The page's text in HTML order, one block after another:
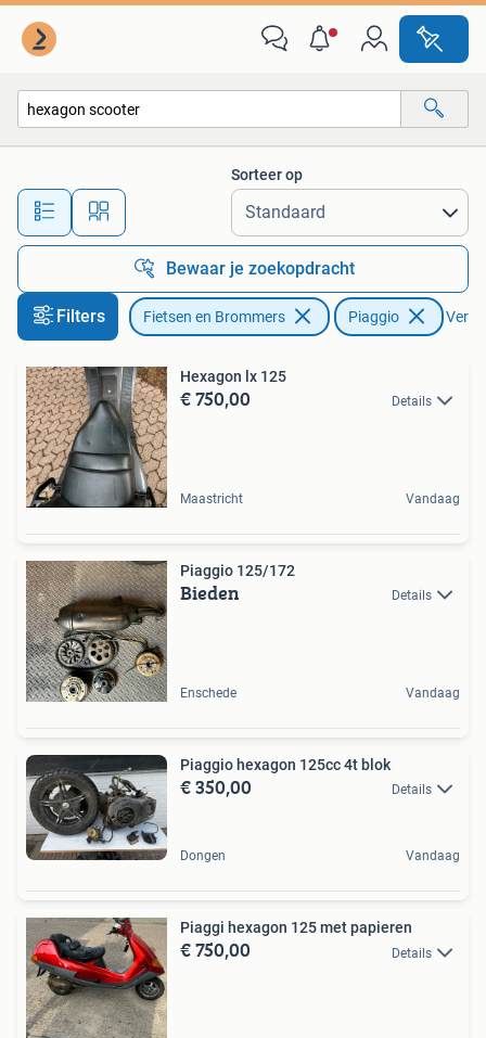
Alle afstanden…
Sorteer op
Bewaar je zoekopdracht
Filters Fietsen en Brommers Piaggio
Hexagon lx 125
€ 750,00 Details
Maastricht Vandaag
Piaggio 125/172
Bieden Details
Enschede Vandaag
Piaggio hexagon 125cc 4t blok
€ 350,00 Details
Dongen Vandaag
Piaggi hexagon 125 met papieren
€ 750,00 Details